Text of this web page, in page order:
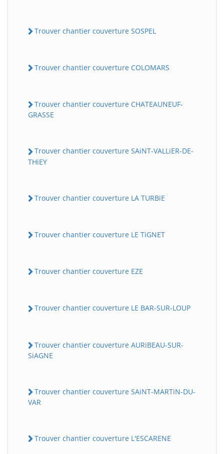
Trouver chantier couverture SOSPEL
Trouver chantier couverture COLOMARS
Trouver chantier couverture CHATEAUNEUF-
GRASSE
Trouver chantier couverture SAiNT-VALLiER-DE-
THiEY
Trouver chantier couverture LA TURBiE
Trouver chantier couverture LE TiGNET
Trouver chantier couverture EZE
Trouver chantier couverture LE BAR-SUR-LOUP
Trouver chantier couverture AURiBEAU-SUR-
SiAGNE
Trouver chantier couverture SAiNT-MARTiN-DU-
VAR
Trouver chantier couverture L'ESCARENE